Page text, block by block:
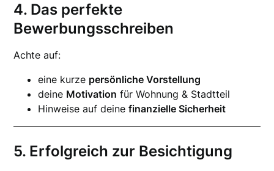
4. Das perfekte
Bewerbungsschreiben
Achte auf:
eine kurze persönliche Vorstellung
deine Motivation für Wohnung & Stadtteil
Hinweise auf deinefinanzielle Sicherheit
5. Erfolgreich zur Besichtigung